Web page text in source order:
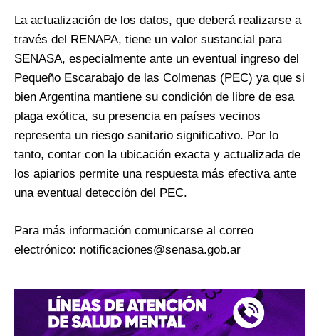
La actualización de los datos, que deberá realizarse a
través del RENAPA, tiene un valor sustancial para
SENASA, especialmente ante un eventual ingreso del
Pequeño Escarabajo de las Colmenas (PEC) ya que si
bien Argentina mantiene su condición de libre de esa
plaga exótica, su presencia en países vecinos
representa un riesgo sanitario significativo. Por lo
tanto, contar con la ubicación exacta y actualizada de
los apiarios permite una respuesta más efectiva ante
una eventual detección del PEC.
Para más información comunicarse al correo
electrónico: notificaciones@senasa.gob.ar